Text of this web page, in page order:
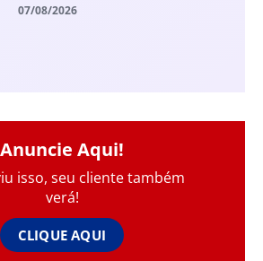
07/08/2026
Anuncie Aqui!
isso, seu cliente também
verá!
CLIQUE AQUI